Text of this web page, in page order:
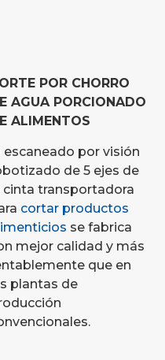
POR CHORRO
AGUA PORCIONADO
ALIMENTOS
escaneado por visión
de 5 ejes de
cinta transportadora
cortar productos
se fabrica
mejor calidad y más
que en
plantas de